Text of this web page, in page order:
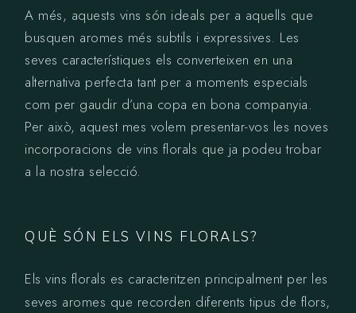
A més, aquests vins són ideals per a aquells que
busquen aromes més subtils i expressives. Les
seves característiques els converteixen en una
alternativa perfecta tant per a moments especials
com per gaudir d’una copa en bona companyia.
Per això, aquest mes volem presentar-vos les noves
incorporacions de vins florals que ja podeu trobar
a la nostra selecció.
QUÈ SÓN ELS VINS FLORALS?
Els vins florals es caracteritzen principalment per les
seves aromes que recorden diferents tipus de flors,